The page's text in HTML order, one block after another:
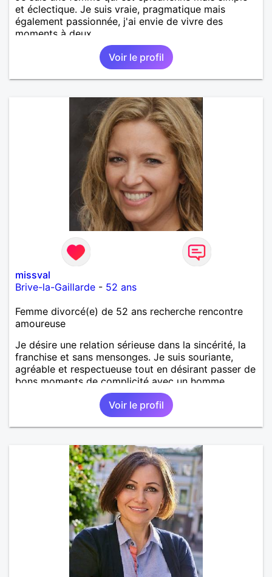
et éclectique. Je suis vraie, pragmatique mais
également passionnée, j'ai envie de vivre des
moments à deux.
Voir le profil
missval
Brive-la-Gaillarde - 52 ans
Femme divorcé(e) de 52 ans recherche rencontre
amoureuse
Je désire une relation sérieuse dans la sincérité, la
franchise et sans mensonges. Je suis souriante,
agréable et respectueuse tout en désirant passer de
bons moments de complicité avec un homme
voulant aller dans la même direction que moi.
Voir le profil